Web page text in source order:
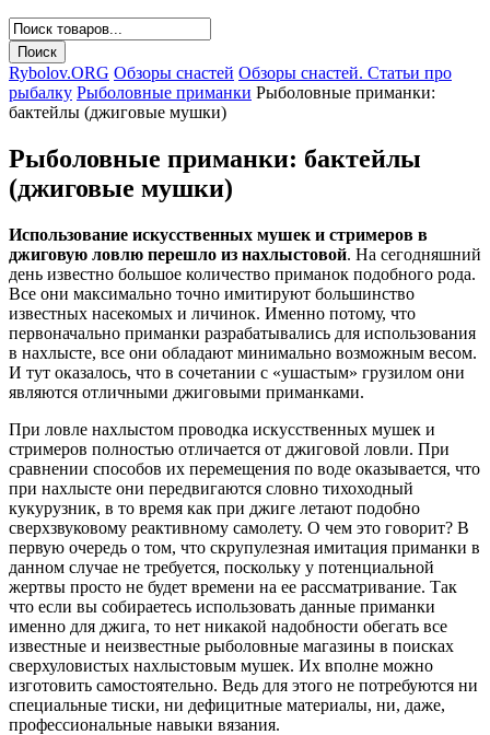
Rybolov.ORG Обзоры снастей Обзоры снастей. Статьи про
рыбалку Рыболовные приманки Рыболовные приманки:
бактейлы (джиговые мушки)
Рыболовные приманки: бактейлы
(джиговые мушки)
Использование искусственных мушек и стримеров в
джиговую ловлю перешло из нахлыстовой. На сегодняшний
день известно большое количество приманок подобного рода.
Все они максимально точно имитируют большинство
известных насекомых и личинок. Именно потому, что
первоначально приманки разрабатывались для использования
в нахлысте, все они обладают минимально возможным весом.
И тут оказалось, что в сочетании с «ушастым» грузилом они
являются отличными джиговыми приманками.
При ловле нахлыстом проводка искусственных мушек и
стримеров полностью отличается от джиговой ловли. При
сравнении способов их перемещения по воде оказывается, что
при нахлысте они передвигаются словно тихоходный
кукурузник, в то время как при джиге летают подобно
сверхзвуковому реактивному самолету. О чем это говорит? В
первую очередь о том, что скрупулезная имитация приманки в
данном случае не требуется, поскольку у потенциальной
жертвы просто не будет времени на ее рассматривание. Так
что если вы собираетесь использовать данные приманки
именно для джига, то нет никакой надобности обегать все
известные и неизвестные рыболовные магазины в поисках
сверхуловистых нахлыстовым мушек. Их вполне можно
изготовить самостоятельно. Ведь для этого не потребуются ни
специальные тиски, ни дефицитные материалы, ни, даже,
профессиональные навыки вязания.